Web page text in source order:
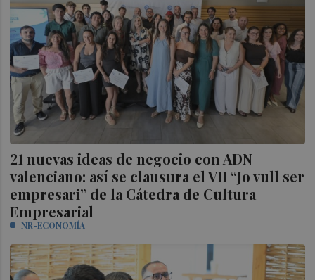
21 nuevas ideas de negocio con ADN
valenciano: así se clausura el VII “Jo vull ser
empresari” de la Cátedra de Cultura
Empresarial
NR-ECONOMÍA